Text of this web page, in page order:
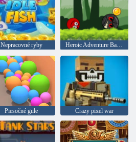
Nepracovné ryby Heroic Adventure Ball: Red Rebound
Piesočné gule Crazy pixel war